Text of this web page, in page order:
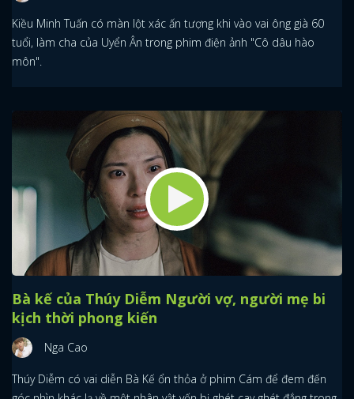
Kiều Minh Tuấn có màn lột xác ấn tượng khi vào vai ông già 60
tuổi, làm cha của Uyển Ân trong phim điện ảnh "Cô dâu hào
môn".
Bà kế của Thúy Diễm Người vợ, người mẹ bi
kịch thời phong kiến
Nga Cao
Thúy Diễm có vai diễn Bà Kế ổn thỏa ở phim Cám để đem đến